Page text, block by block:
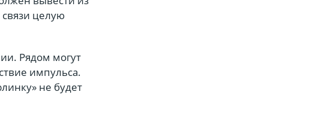
связи целую
Рядом могут
импульса.
не будет